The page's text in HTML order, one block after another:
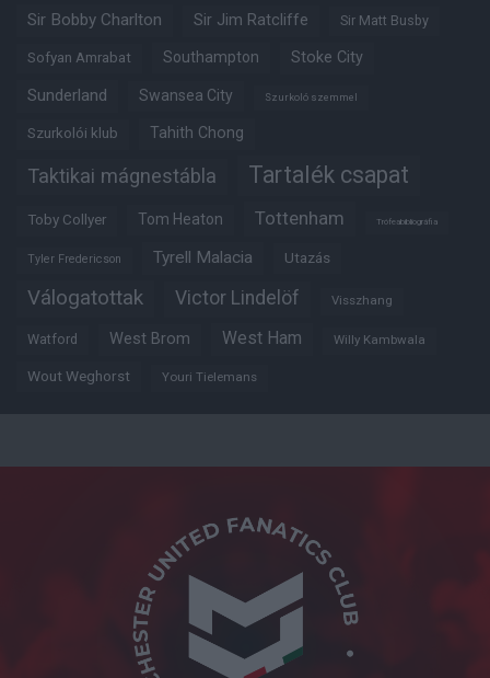
Sir Bobby Charlton Sir Jim Ratcliffe Sir Matt Busby
Sofyan Amrabat Southampton Stoke City
Sunderland Swansea City Szurkoló szemmel
Szurkolói klub Tahith Chong
Taktikai mágnestábla Tartalék csapat
Toby Collyer Tom Heaton Tottenham Trófeabibliográfia
Tyler Fredericson Tyrell Malacia Utazás
Válogatottak Victor Lindelöf Visszhang
Watford West Brom West Ham Willy Kambwala
Wout Weghorst Youri Tielemans